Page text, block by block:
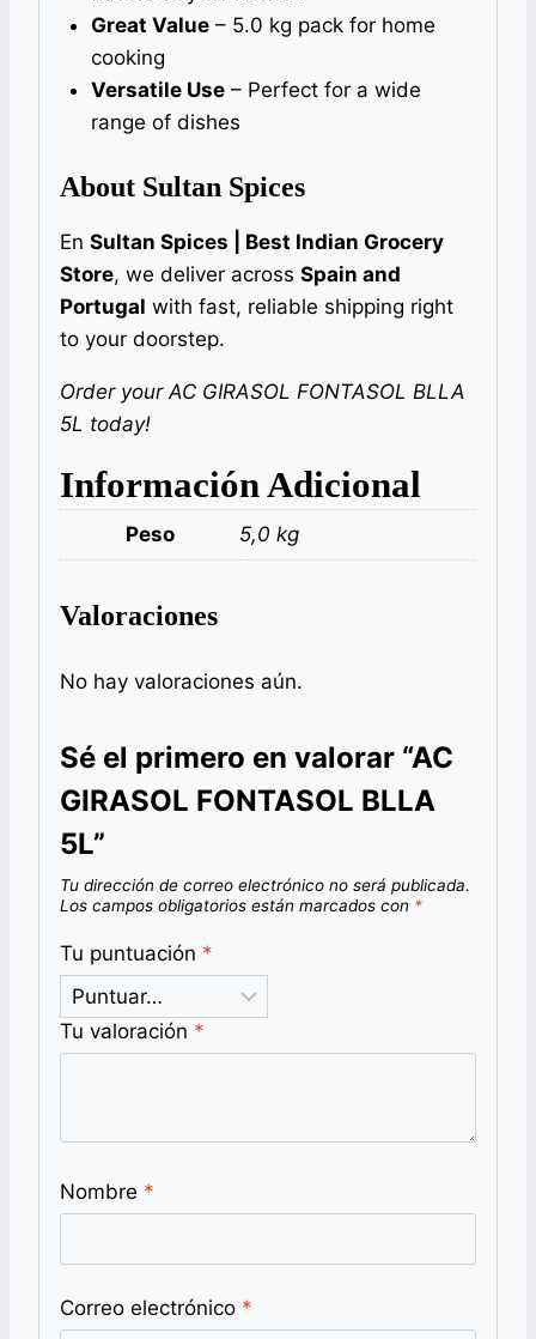
Great Value– 5.0 kg pack for home
cooking
Versatile Use– Perfect for a wide
range of dishes
About Sultan Spices
En Sultan Spices | Best Indian Grocery
Store, we deliver across Spain and
Portugal with fast, reliable shipping right
to your doorstep.
Order your AC GIRASOL FONTASOL BLLA
5L today!
Información Adicional
Peso 5,0 kg
Valoraciones
No hay valoraciones aún.
Sé el primero en valorar “AC
GIRASOL FONTASOL BLLA
5L”
Tu dirección de correo electrónico no será publicada.
Los campos obligatorios están marcados con *
Tu puntuación *
Tu valoración *
Nombre *
Correo electrónico *